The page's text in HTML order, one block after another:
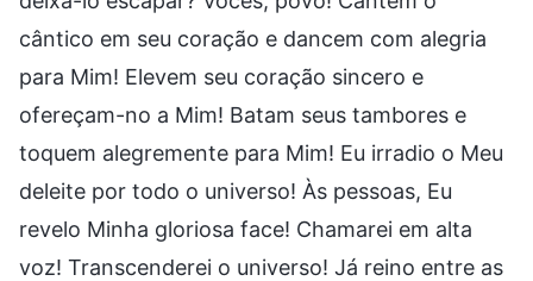
cântico em seu coração e dancem com alegria
para Mim! Elevem seu coração sincero e
ofereçam-no a Mim! Batam seus tambores e
toquem alegremente para Mim! Eu irradio o Meu
deleite por todo o universo! Às pessoas, Eu
revelo Minha gloriosa face! Chamarei em alta
voz! Transcenderei o universo! Já reino entre as